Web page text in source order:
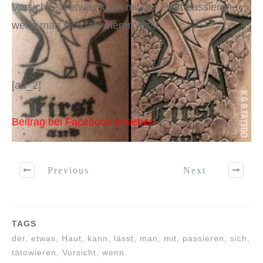
Vorsicht, so etwas kann mit der Haut passieren,
wenn man sich tätowieren lässt ….
[ad_2]
Beitrag bei Facebook ansehen
Previous Next
TAGS
der, etwas, Haut, kann, lässt, man, mit, passieren, sich,
tätowieren, Vorsicht, wenn